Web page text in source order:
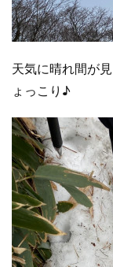
天気に晴れ間が
ょっこり♪